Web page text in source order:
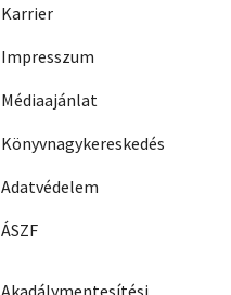
Karrier
Impresszum
Médiaajánlat
Könyvnagykereskedés
Adatvédelem
ÁSZF
Akadálymentesítési